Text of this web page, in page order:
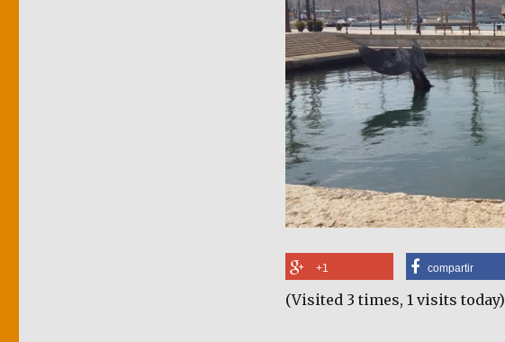
+1 compartir
(Visited 3 times, 1 visits today)